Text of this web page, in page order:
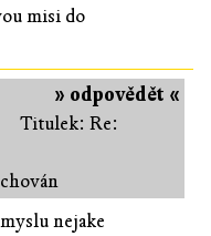
misi do
» odpovědět «
Titulek: Re:
nejake